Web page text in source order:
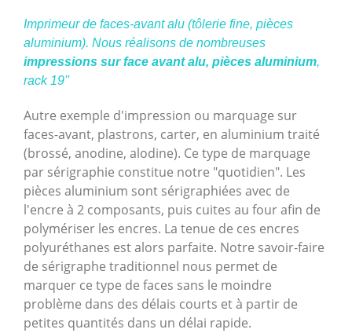
Imprimeur de faces-avant alu (tôlerie fine, pièces
aluminium). Nous réalisons de nombreuses
impressions sur face avant alu, pièces aluminium,
rack 19''
Autre exemple d'impression ou marquage sur
faces-avant, plastrons, carter, en aluminium traité
(brossé, anodine, alodine). Ce type de marquage
par sérigraphie constitue notre "quotidien". Les
pièces aluminium sont sérigraphiées avec de
l'encre à 2 composants, puis cuites au four afin de
polymériser les encres. La tenue de ces encres
polyuréthanes est alors parfaite. Notre savoir-faire
de sérigraphe traditionnel nous permet de
marquer ce type de faces sans le moindre
problème dans des délais courts et à partir de
petites quantités dans un délai rapide.